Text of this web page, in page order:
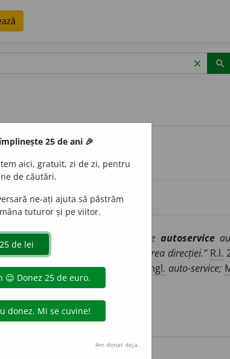
clear search
autovehiculelor ◊ „[...] unitățile autoserviceau
instalații pentru verificarea direcției.” R.l.
79 p. 5 [pron. autoservis engl. auto-service;
acțiuni
25 de ani 🎉
aici, gratuit, zi de zi, pentru
de căutări.
ne-ați ajuta să păstrăm
tuturor și pe viitor.
Am donat deja.